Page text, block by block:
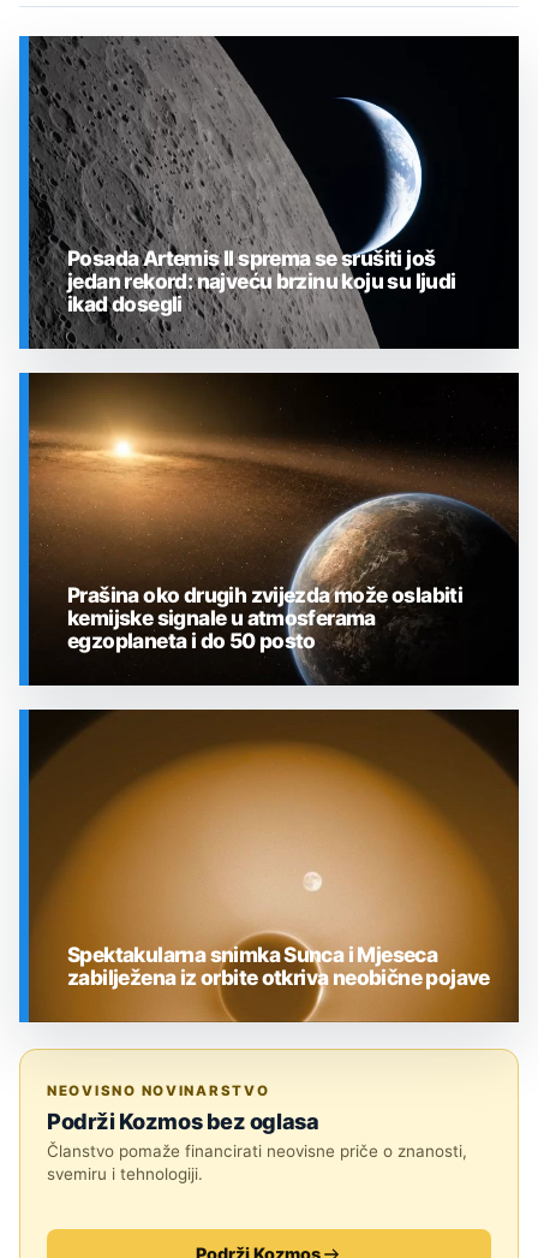
SVEMIR
Posada Artemis II sprema se srušiti još
jedan rekord: najveću brzinu koju su ljudi
ikad dosegli
Prašina oko drugih zvijezda može oslabiti
kemijske signale u atmosferama
egzoplaneta i do 50 posto
Spektakularna snimka Sunca i Mjeseca
zabilježena iz orbite otkriva neobične pojave
NEOVISNO NOVINARSTVO
Podrži Kozmos bez oglasa
Članstvo pomaže financirati neovisne priče o znanosti,
svemiru i tehnologiji.
Podrži Kozmos